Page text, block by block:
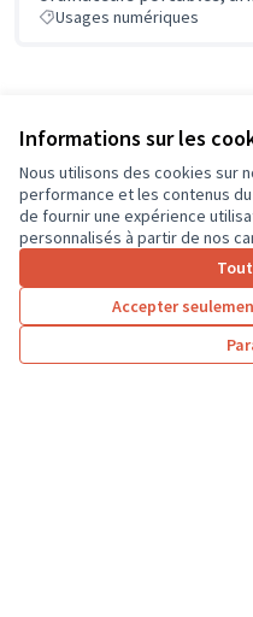
Informations sur les
Nous utilisons des cookies sur
performance et les contenus
de fournir une expérience
personnalisés à partir de nos
Accepter
Usages numériques